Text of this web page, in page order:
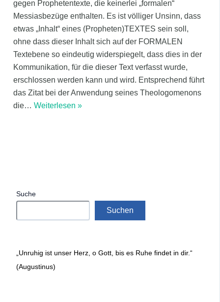
gegen Prophetentexte, die keinerlei „formalen“
Messiasbezüge enthalten. Es ist völliger Unsinn, dass
etwas „Inhalt“ eines (Propheten)TEXTES sein soll,
ohne dass dieser Inhalt sich auf der FORMALEN
Textebene so eindeutig widerspiegelt, dass dies in der
Kommunikation, für die dieser Text verfasst wurde,
erschlossen werden kann und wird. Entsprechend führt
das Zitat bei der Anwendung seines Theologomenons
die… Weiterlesen »
Suche
Suchen
„Unruhig ist unser Herz, o Gott, bis es Ruhe findet in dir.“
(Augustinus)